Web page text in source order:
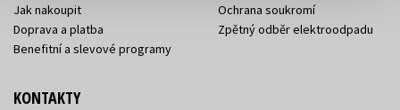
Jak nakoupit
Doprava a platba
Benefitní a slevové programy
Ochrana soukromí
Zpětný odběr elektroodpadu
KONTAKTY